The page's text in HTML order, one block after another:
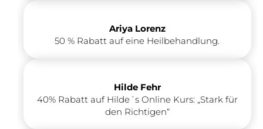
Ariya Lorenz
50 % Rabatt auf eine Heilbehandlung.
Hilde Fehr
40% Rabatt auf Hilde´s Online Kurs: „Stark für
den Richtigen“